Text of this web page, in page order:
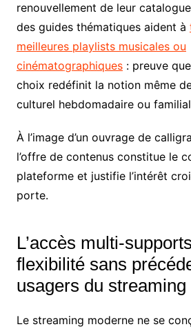
renouvellement de leur
des guides thématiques aident à
meilleures playlists musicales ou
cinématographiques: preuve que
choix redéfinit la notion même
culturel hebdomadaire ou
À l’image d’un ouvrage de
l’offre de contenus constitue le
plateforme et justifie l’intérêt
porte.
L’accès multi-
flexibilité sans
usagers du streaming
Le streaming moderne ne se